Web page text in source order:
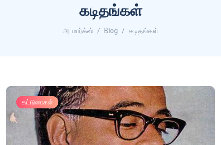
கடிதங்கள்
அ. மார்க்ஸ் Blog கடிதங்கள்
கட்டுரைகள்